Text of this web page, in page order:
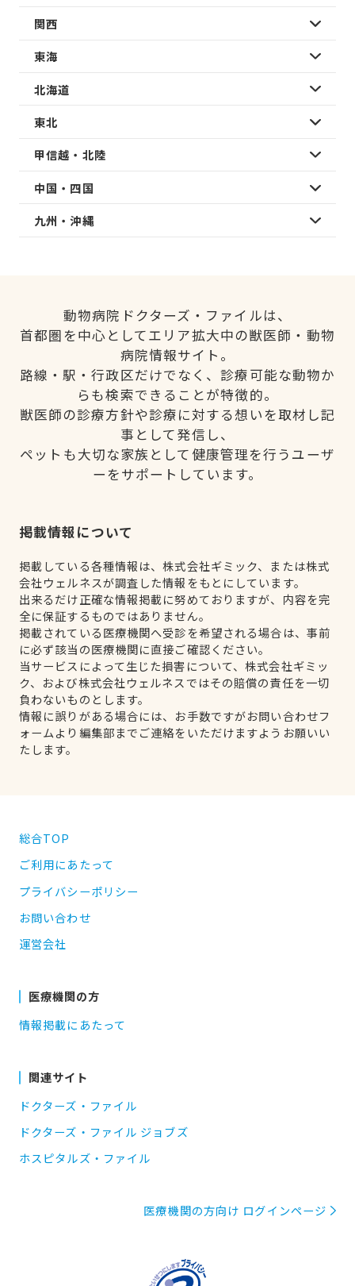
関西
東海
北海道
東北
甲信越・北陸
中国・四国
九州・沖縄
動物病院ドクターズ・ファイルは、
首都圏を中心としてエリア拡大中の獣医師・動物
病院情報サイト。
路線・駅・行政区だけでなく、診療可能な動物か
らも検索できることが特徴的。
獣医師の診療方針や診療に対する想いを取材し記
事として発信し、
ペットも大切な家族として健康管理を行うユーザ
ーをサポートしています。
掲載情報について
掲載している各種情報は、株式会社ギミック、または株式
会社ウェルネスが調査した情報をもとにしています。
出来るだけ正確な情報掲載に努めておりますが、内容を完
全に保証するものではありません。
掲載されている医療機関へ受診を希望される場合は、事前
に必ず該当の医療機関に直接ご確認ください。
当サービスによって生じた損害について、株式会社ギミッ
ク、および株式会社ウェルネスではその賠償の責任を一切
負わないものとします。
情報に誤りがある場合には、お手数ですがお問い合わせフ
ォームより編集部までご連絡をいただけますようお願いい
たします。
総合TOP
ご利用にあたって
プライバシーポリシー
お問い合わせ
運営会社
医療機関の方
情報掲載にあたって
関連サイト
ドクターズ・ファイル
ドクターズ・ファイル ジョブズ
ホスピタルズ・ファイル
医療機関の方向け ログインページ